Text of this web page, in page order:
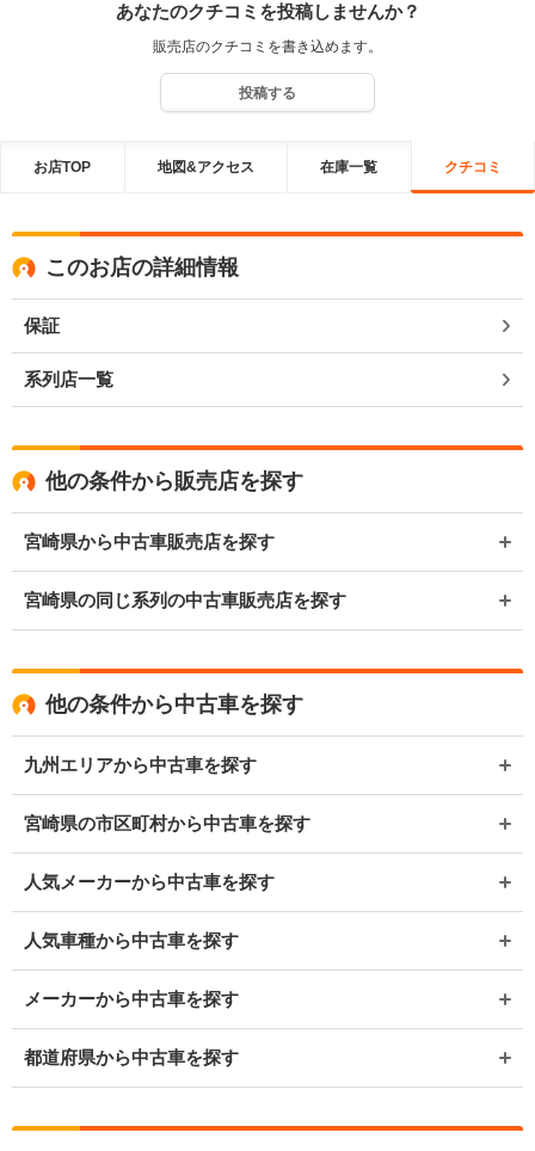
あなたのクチコミを投稿しませんか？
販売店のクチコミを書き込めます。
投稿する
お店TOP 地図&アクセス 在庫一覧 クチコミ
このお店の詳細情報
保証
系列店一覧
他の条件から販売店を探す
宮崎県から中古車販売店を探す
宮崎県の同じ系列の中古車販売店を探す
他の条件から中古車を探す
九州エリアから中古車を探す
宮崎県の市区町村から中古車を探す
人気メーカーから中古車を探す
人気車種から中古車を探す
メーカーから中古車を探す
都道府県から中古車を探す